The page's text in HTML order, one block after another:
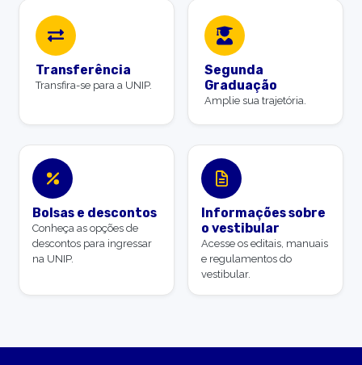
Transferência
Transfira-se para a UNIP.
Segunda
Graduação
Amplie sua trajetória.
Bolsas e descontos
Conheça as opções de
descontos para ingressar
na UNIP.
Informações sobre
o vestibular
Acesse os editais, manuais
e regulamentos do
vestibular.